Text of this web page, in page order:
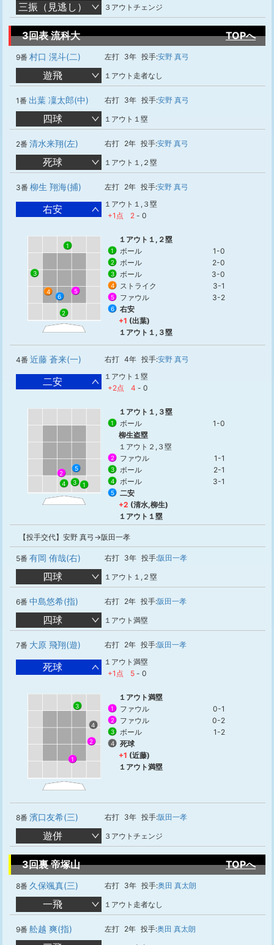
三振（見逃し） ３アウトチェンジ
3回表 流科大 TOPへ
9番 村口 滉斗(二) 左打 3年 投手:安野 真弓
遊飛 １アウト走者なし
1番 出葉 凜太郎(中) 右打 3年 投手:安野 真弓
四球 １アウト１塁
2番 清水来翔(左) 右打 2年 投手:安野 真弓
死球 １アウト１,２塁
3番 柳生 翔海(捕) 左打 2年 投手:安野 真弓
右安
１アウト１,３塁
+1点
2 - 0
1
2
3
4 5
6
１アウト１,２塁
1 ボール 1-0
2 ボール 2-0
3 ボール 3-0
4 ストライク 3-1
5 ファウル 3-2
6
右安
+1 (出葉)
１アウト１,３塁
4番 近藤 蒼来(一) 右打 4年 投手:安野 真弓
二安
１アウト１塁
+2点
4 - 0
1
2
3
4
5
１アウト１,３塁
1 ボール
1-0
柳生盗塁
１アウト２,３塁
2 ファウル 1-1
3 ボール 2-1
4 ボール 3-1
5
二安
+2 (清水,柳生)
１アウト１塁
【投手交代】安野 真弓→阪田一孝
5番 有岡 侑哉(右) 右打 3年 投手:阪田一孝
四球 １アウト１,２塁
6番 中島悠希(指) 右打 2年 投手:阪田一孝
四球 １アウト満塁
7番 大原 飛翔(遊) 右打 2年 投手:阪田一孝
死球
１アウト満塁
+1点
5 - 0
1
2
3
4
１アウト満塁
1 ファウル 0-1
2 ファウル 0-2
3 ボール 1-2
4
死球
+1 (近藤)
１アウト満塁
8番 濱口友希(三) 右打 3年 投手:阪田一孝
遊併 ３アウトチェンジ
3回裏 帝塚山 TOPへ
8番 久保颯真(三) 右打 3年 投手:奥田 真太朗
一飛 １アウト走者なし
9番 舩越 爽(指) 左打 2年 投手:奥田 真太朗